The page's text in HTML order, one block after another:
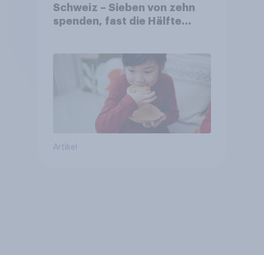
Schweiz – Sieben von zehn
spenden, fast die Hälfte
Artikel